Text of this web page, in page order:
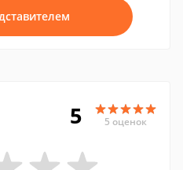
5 5 оценок